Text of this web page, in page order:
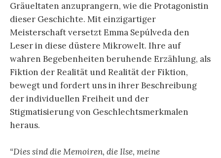
Gräueltaten anzuprangern, wie die Protagonistin
dieser Geschichte. Mit einzigartiger
Meisterschaft versetzt Emma Sepúlveda den
Leser in diese düstere Mikrowelt. Ihre auf
wahren Begebenheiten beruhende Erzählung, als
Fiktion der Realität und Realität der Fiktion,
bewegt und fordert uns in ihrer Beschreibung
der individuellen Freiheit und der
Stigmatisierung von Geschlechtsmerkmalen
heraus.
“Dies sind die Memoiren, die Ilse, meine